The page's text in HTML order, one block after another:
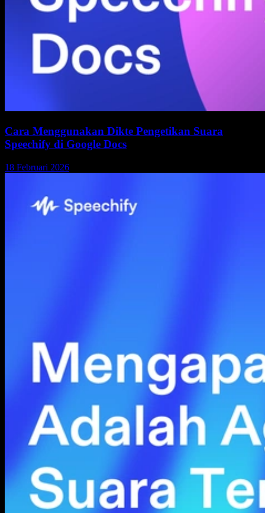
Cara Menggunakan Dikte Pengetikan Suara
Speechify di Google Docs
18 Februari 2026